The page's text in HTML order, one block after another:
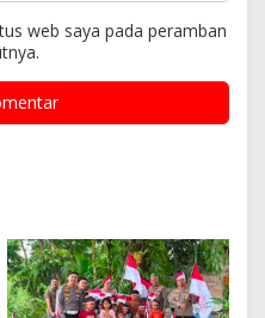
web saya pada peramban